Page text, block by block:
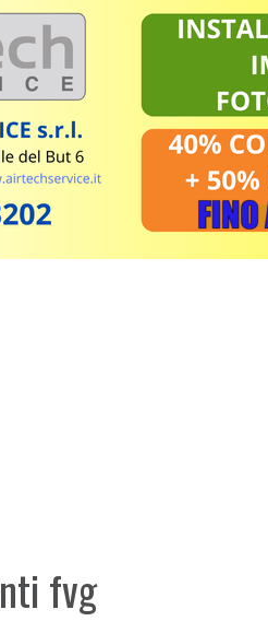
PIETRO BASSO IDENTIFICATO DOPO
AUTO PRENDE FUOCO: CONDUCENTE IN
fvg